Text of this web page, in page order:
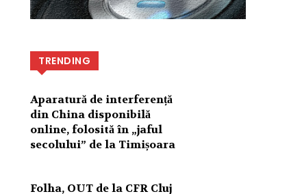
TRENDING
Aparatură de interferență
din China disponibilă
online, folosită în „jaful
secolului” de la Timișoara
Folha, OUT de la CFR Cluj